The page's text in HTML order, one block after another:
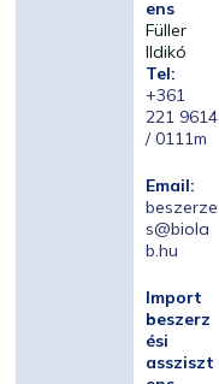
ens
Füller
Ildikó
Tel:
+361
221 9614
/ 0111m
Email:
beszerze
s@biola
b.hu
Import
beszerz
ési
assziszt